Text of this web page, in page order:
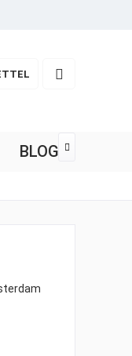
BLOG 